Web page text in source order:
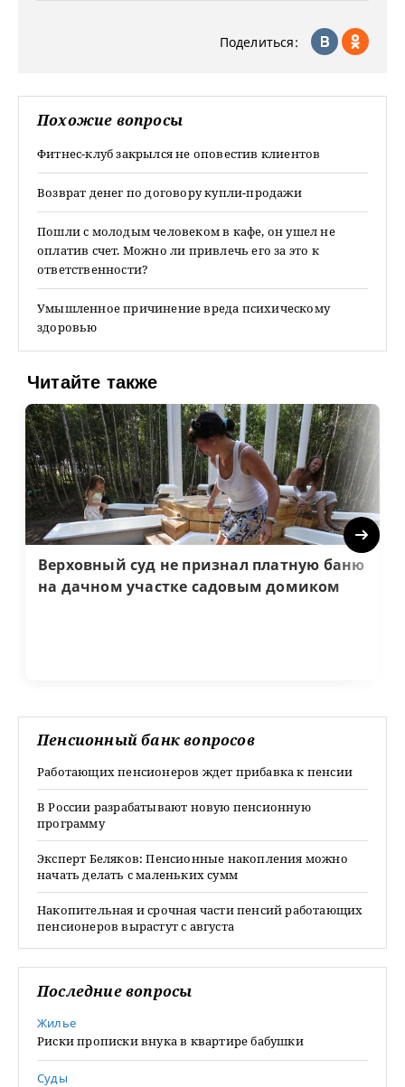
Поделиться:
Похожие вопросы
Фитнес-клуб закрылся не оповестив клиентов
Возврат денег по договору купли-продажи
Пошли с молодым человеком в кафе, он ушел не
оплатив счет. Можно ли привлечь его за это к
ответственности?
Умышленное причинение вреда психическому
здоровью
Читайте также
Верховный суд не признал платную баню
на дачном участке садовым домиком
Next
Пенсионный банк вопросов
Работающих пенсионеров ждет прибавка к пенсии
В России разрабатывают новую пенсионную
программу
Эксперт Беляков: Пенсионные накопления можно
начать делать с маленьких сумм
Накопительная и срочная части пенсий работающих
пенсионеров вырастут с августа
Последние вопросы
Жилье
Риски прописки внука в квартире бабушки
Суды